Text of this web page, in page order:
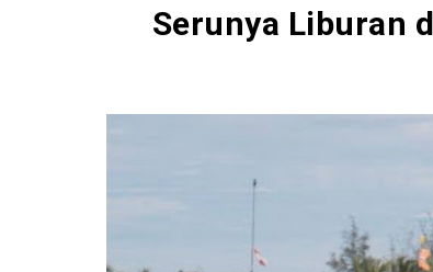
Serunya Liburan